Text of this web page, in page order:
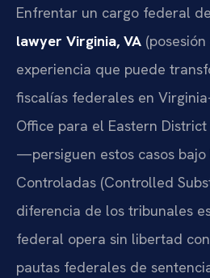
Enfrentar un cargo federal de
lawyer Virginia, VA
experiencia que puede
fiscalías federales en
Office para el Eastern
—persiguen estos casos bajo
Controladas (Controlled
diferencia de los tribunales
federal opera sin libertad
pautas federales de